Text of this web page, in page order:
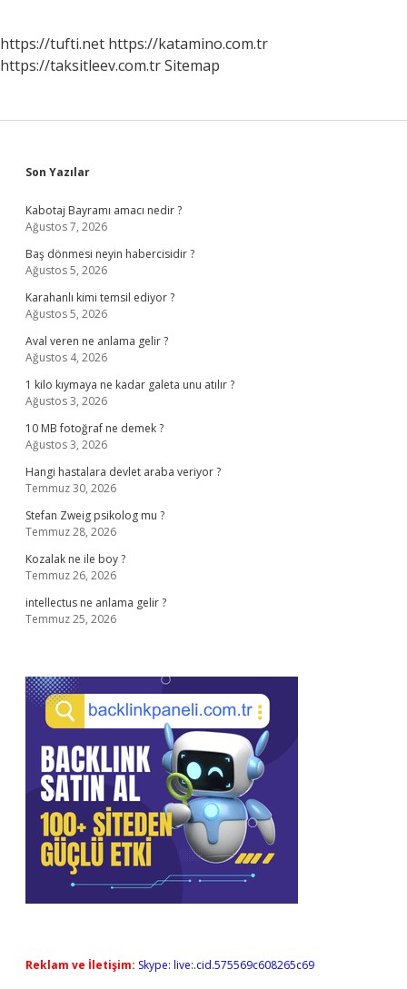
https://tufti.net https://katamino.com.tr
https://taksitleev.com.trSitemap
Sidebar
Son Yazılar
Kabotaj Bayramı amacı nedir ?
Ağustos 7, 2026
Baş dönmesi neyin habercisidir ?
Ağustos 5, 2026
Karahanlı kimi temsil ediyor ?
Ağustos 5, 2026
Aval veren ne anlama gelir ?
Ağustos 4, 2026
1 kilo kıymaya ne kadar galeta unu atılır ?
Ağustos 3, 2026
10 MB fotoğraf ne demek ?
Ağustos 3, 2026
Hangi hastalara devlet araba veriyor ?
Temmuz 30, 2026
Stefan Zweig psikolog mu ?
Temmuz 28, 2026
Kozalak ne ile boy ?
Temmuz 26, 2026
intellectus ne anlama gelir ?
Temmuz 25, 2026
Reklam ve İletişim: Skype: live:.cid.575569c608265c69